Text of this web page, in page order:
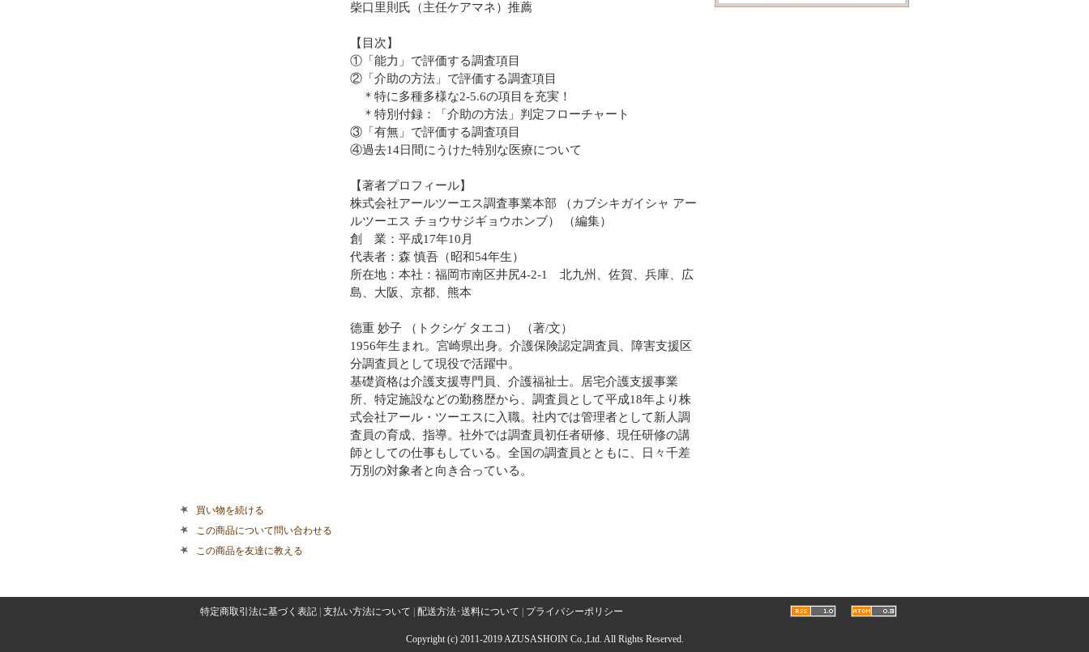
柴口里則氏（主任ケアマネ）推薦
【目次】
①「能力」で評価する調査項目
②「介助の方法」で評価する調査項目
＊特に多種多様な2-5.6の項目を充実！
＊特別付録：「介助の方法」判定フローチャート
③「有無」で評価する調査項目
④過去14日間にうけた特別な医療について
【著者プロフィール】
株式会社アールツーエス調査事業本部 （カブシキガイシャ アー
ルツーエス チョウサジギョウホンブ） （編集）
創 業：平成17年10月
代表者：森 慎吾（昭和54年生）
所在地：本社：福岡市南区井尻4-2-1 北九州、佐賀、兵庫、広
島、大阪、京都、熊本
德重 妙子 （トクシゲ タエコ） （著/文）
1956年生まれ。宮崎県出身。介護保険認定調査員、障害支援区
分調査員として現役で活躍中。
基礎資格は介護支援専門員、介護福祉士。居宅介護支援事業
所、特定施設などの勤務歴から、調査員として平成18年より株
式会社アール・ツーエスに入職。社内では管理者として新人調
査員の育成、指導。社外では調査員初任者研修、現任研修の講
師としての仕事もしている。全国の調査員とともに、日々千差
万別の対象者と向き合っている。
買い物を続ける
この商品について問い合わせる
この商品を友達に教える
特定商取引法に基づく表記 支払い方法について 配送方法･送料について プライバシーポリシー
Copyright (c) 2011-2019 AZUSASHOIN Co.,Ltd. All Rights Reserved.